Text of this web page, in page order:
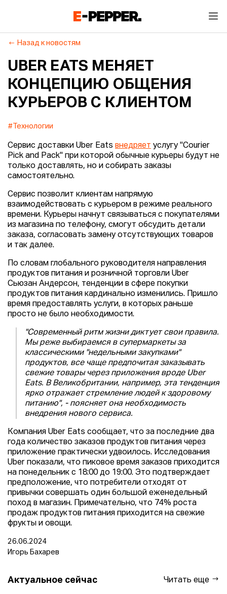
Назад к новостям
UBER EATS МЕНЯЕТ
КОНЦЕПЦИЮ ОБЩЕНИЯ
КУРЬЕРОВ С КЛИЕНТОМ
#Технологии
Сервис доставки Uber Eats внедряет услугу "Courier
Pick and Pack" при которой обычные курьеры будут не
только доставлять, но и собирать заказы
самостоятельно.
Сервис позволит клиентам напрямую
взаимодействовать с курьером в режиме реального
времени. Курьеры начнут связываться с покупателями
из магазина по телефону, смогут обсудить детали
заказа, согласовать замену отсутствующих товаров
и так далее.
По словам глобального руководителя направления
продуктов питания и розничной торговли Uber
Сьюзан Андерсон, тенденции в сфере покупки
продуктов питания кардинально изменились. Пришло
время предоставлять услуги, в которых раньше
просто не было необходимости.
"Современный ритм жизни диктует свои правила.
Мы реже выбираемся в супермаркеты за
классическими "недельными закупками"
продуктов, все чаще предпочитая заказывать
свежие товары через приложения вроде Uber
Eats. В Великобритании, например, эта тенденция
ярко отражает стремление людей к здоровому
питанию", - поясняет она необходимость
внедрения нового сервиса.
Компания Uber Eats сообщает, что за последние два
года количество заказов продуктов питания через
приложение практически удвоилось. Исследования
Uber показали, что пиковое время заказов приходится
на понедельник с 18:00 до 19:00. Это подтверждает
предположение, что потребители отходят от
привычки совершать один большой еженедельный
поход в магазин. Примечательно, что 74% роста
продаж продуктов питания приходится на свежие
фрукты и овощи.
26.06.2024
Игорь Бахарев
Актуальное сейчас Читать еще